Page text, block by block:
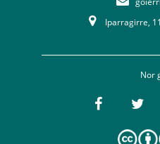
Iparragirre,
Nor